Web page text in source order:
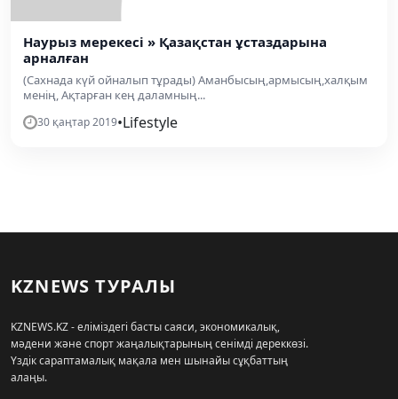
Наурыз мерекесі » Қазақстан ұстаздарына
арналған
(Сахнада күй ойналып тұрады) Аманбысың,армысың,халқым
менің, Ақтарған кең даламның...
30 қаңтар 2019•Lifestyle
KZNEWS ТУРАЛЫ
KZNEWS.KZ - еліміздегі басты саяси, экономикалық,
мәдени және спорт жаңалықтарының сенімді дереккөзі.
Үздік сараптамалық мақала мен шынайы сұқбаттың
алаңы.